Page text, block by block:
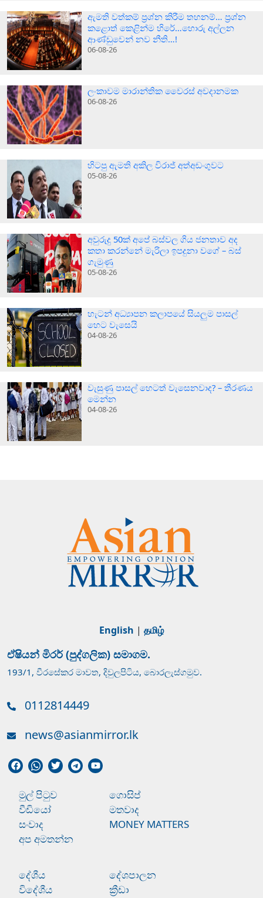
ඇමති වත්කම් ප්‍රශ්න කිරීම තහනම්… ප්‍රශ්න
කළොත් කෙළින්ම හිරේ…හොරු අල්ලන
ආණ්ඩුවෙන් නව නීති…!
06-08-26
ලංකාවම මාරාන්තික වෛරස් අවදානමක
06-08-26
හිටපු ඇමති අකිල විරාජ් අත්අඩංගුවට
05-08-26
අවුරුදු 50ක් අපේ බස්වල ගිය ජනතාව අද
කතා කරන්නේ මැරිලා ඉපදුනා වගේ – බස්
ගැමුණු
05-08-26
හැටන් අධ්‍යාපන කලාපයේ සියලුම පාසල්
හෙට වැසෙයි
04-08-26
වැසුණු පාසල් හෙටත් වැසෙනවාද? – තීරණය
මෙන්න
04-08-26
English | தமிழ்
ඒෂියන් මිරර් (පුද්ගලික) සමාගම.
193/1, වීරසේකර මාවත, දිවුලපිටිය, බොරලැස්ගමුව.
0112814449
news@asianmirror.lk
මුල් පිටුව
ගොසිප්
වීඩියෝ
මතවාද
සංවාද
MONEY MATTERS
අප අමතන්න
දේශීය
දේශපාලන
විදේශීය
ක්‍රීඩා